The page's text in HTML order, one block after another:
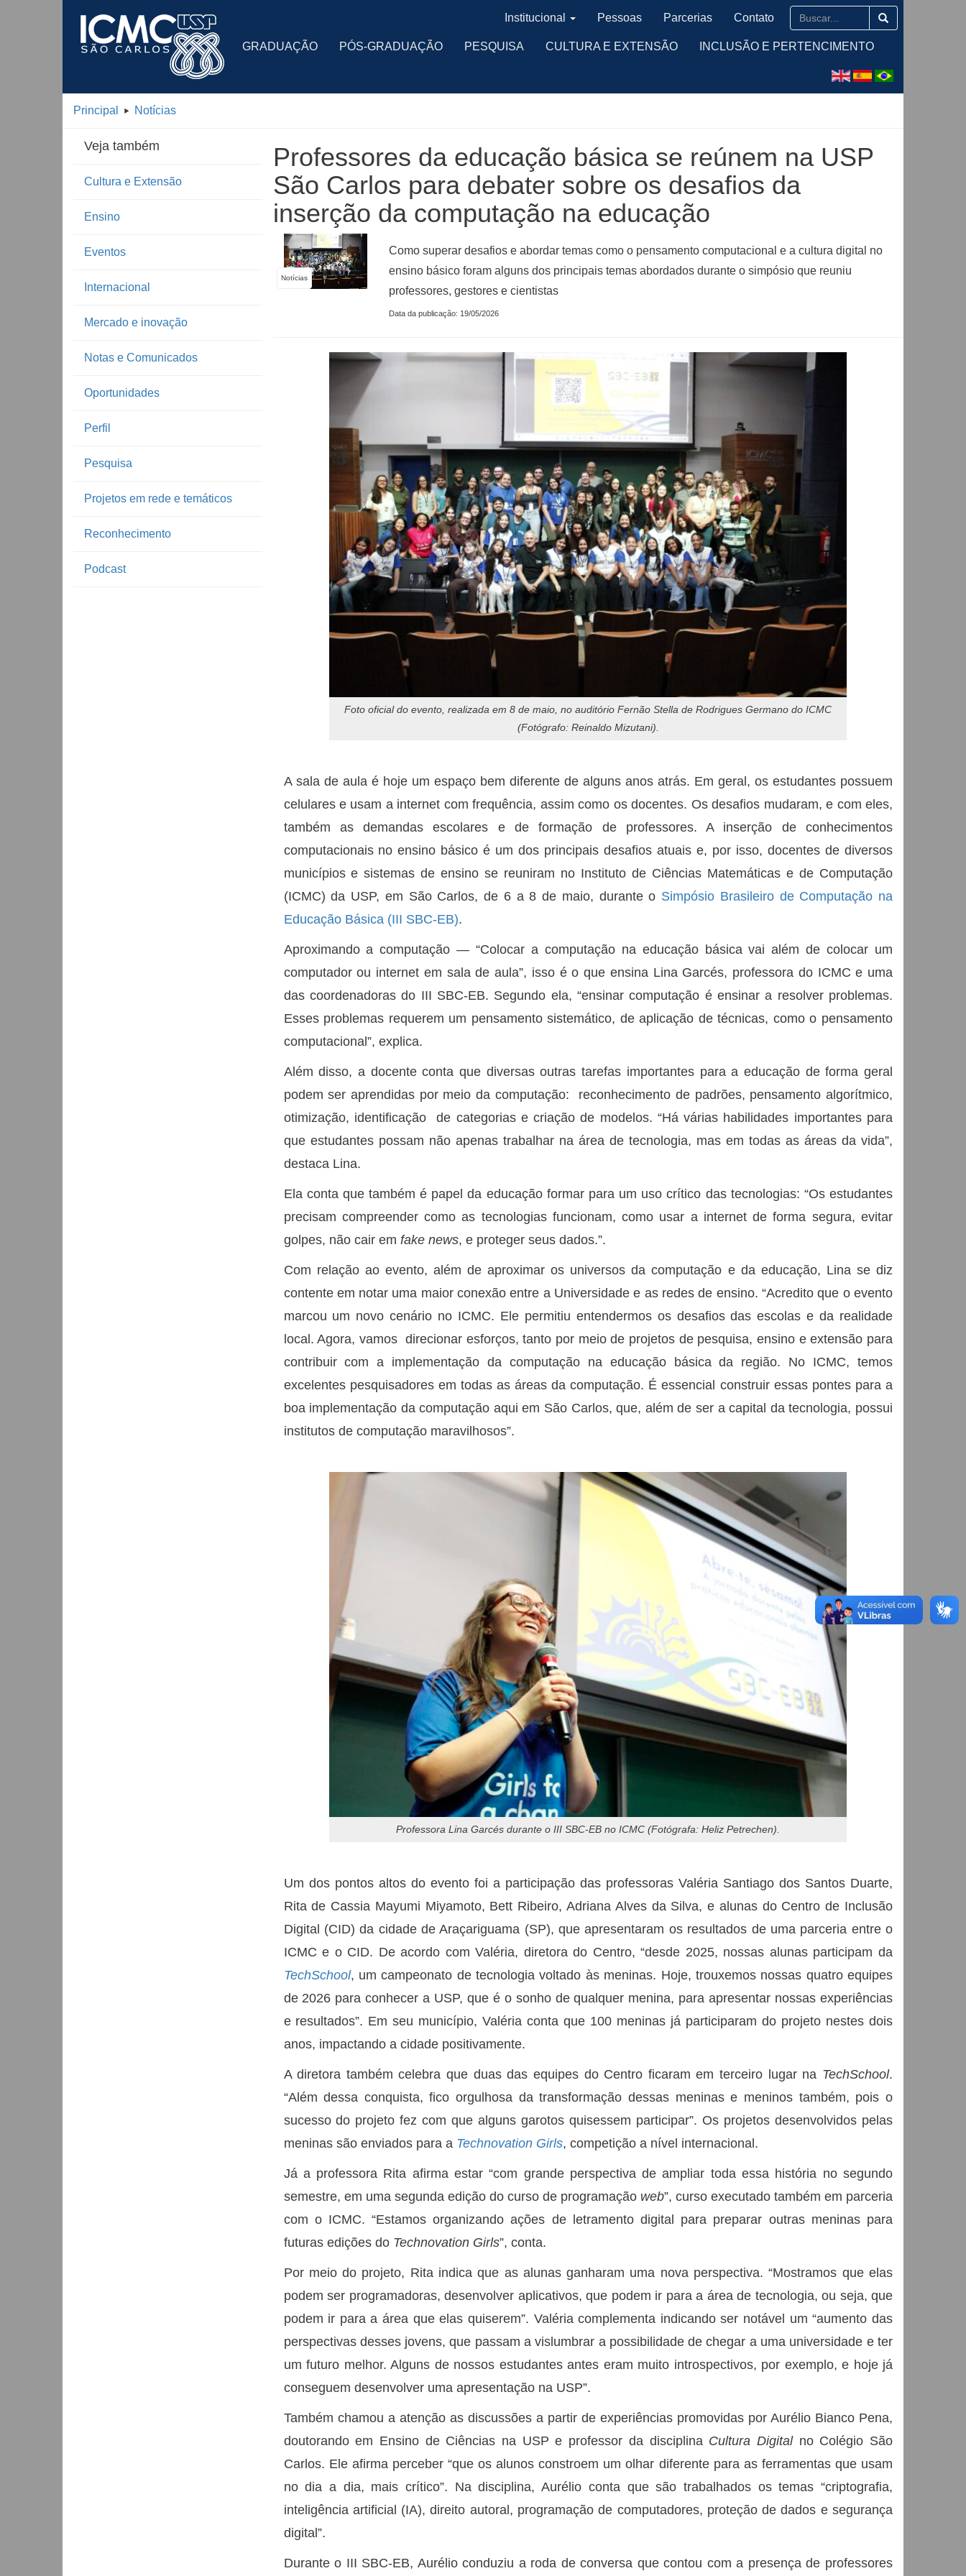
GRADUAÇÃO PÓS-GRADUAÇÃO PESQUISA CULTURA E EXTENSÃO INCLUSÃO E PERTENCIMENTO
Institucional Pessoas Parcerias Contato
Principal Notícias
Veja também
Cultura e Extensão
Ensino
Eventos
Internacional
Mercado e inovação
Notas e Comunicados
Oportunidades
Perfil
Pesquisa
Projetos em rede e temáticos
Reconhecimento
Podcast
Professores da educação básica se reúnem na USP
São Carlos para debater sobre os desafios da
inserção da computação na educação
Notícias
Como superar desafios e abordar temas como o pensamento computacional e a cultura digital no
ensino básico foram alguns dos principais temas abordados durante o simpósio que reuniu
professores, gestores e cientistas
Data da publicação: 19/05/2026
Foto oficial do evento, realizada em 8 de maio, no auditório Fernão Stella de Rodrigues Germano do ICMC
(Fotógrafo: Reinaldo Mizutani).
A sala de aula é hoje um espaço bem diferente de alguns anos atrás. Em geral, os estudantes possuem
celulares e usam a internet com frequência, assim como os docentes. Os desafios mudaram, e com eles,
também as demandas escolares e de formação de professores. A inserção de conhecimentos
computacionais no ensino básico é um dos principais desafios atuais e, por isso, docentes de diversos
municípios e sistemas de ensino se reuniram no Instituto de Ciências Matemáticas e de Computação
(ICMC) da USP, em São Carlos, de 6 a 8 de maio, durante o Simpósio Brasileiro de Computação na
Educação Básica (III SBC-EB).
Aproximando a computação — “Colocar a computação na educação básica vai além de colocar um
computador ou internet em sala de aula”, isso é o que ensina Lina Garcés, professora do ICMC e uma
das coordenadoras do III SBC-EB. Segundo ela, “ensinar computação é ensinar a resolver problemas.
Esses problemas requerem um pensamento sistemático, de aplicação de técnicas, como o pensamento
computacional”, explica.
Além disso, a docente conta que diversas outras tarefas importantes para a educação de forma geral
podem ser aprendidas por meio da computação: reconhecimento de padrões, pensamento algorítmico,
otimização, identificação de categorias e criação de modelos. “Há várias habilidades importantes para
que estudantes possam não apenas trabalhar na área de tecnologia, mas em todas as áreas da vida”,
destaca Lina.
Ela conta que também é papel da educação formar para um uso crítico das tecnologias: “Os estudantes
precisam compreender como as tecnologias funcionam, como usar a internet de forma segura, evitar
golpes, não cair em fake news, e proteger seus dados.”.
Com relação ao evento, além de aproximar os universos da computação e da educação, Lina se diz
contente em notar uma maior conexão entre a Universidade e as redes de ensino. “Acredito que o evento
marcou um novo cenário no ICMC. Ele permitiu entendermos os desafios das escolas e da realidade
local. Agora, vamos direcionar esforços, tanto por meio de projetos de pesquisa, ensino e extensão para
contribuir com a implementação da computação na educação básica da região. No ICMC, temos
excelentes pesquisadores em todas as áreas da computação. É essencial construir essas pontes para a
boa implementação da computação aqui em São Carlos, que, além de ser a capital da tecnologia, possui
institutos de computação maravilhosos”.
Professora Lina Garcés durante o III SBC-EB no ICMC (Fotógrafa: Heliz Petrechen).
Um dos pontos altos do evento foi a participação das professoras Valéria Santiago dos Santos Duarte,
Rita de Cassia Mayumi Miyamoto, Bett Ribeiro, Adriana Alves da Silva, e alunas do Centro de Inclusão
Digital (CID) da cidade de Araçariguama (SP), que apresentaram os resultados de uma parceria entre o
ICMC e o CID. De acordo com Valéria, diretora do Centro, “desde 2025, nossas alunas participam da
TechSchool, um campeonato de tecnologia voltado às meninas. Hoje, trouxemos nossas quatro equipes
de 2026 para conhecer a USP, que é o sonho de qualquer menina, para apresentar nossas experiências
e resultados”. Em seu município, Valéria conta que 100 meninas já participaram do projeto nestes dois
anos, impactando a cidade positivamente.
A diretora também celebra que duas das equipes do Centro ficaram em terceiro lugar na TechSchool.
“Além dessa conquista, fico orgulhosa da transformação dessas meninas e meninos também, pois o
sucesso do projeto fez com que alguns garotos quisessem participar”. Os projetos desenvolvidos pelas
meninas são enviados para a Technovation Girls, competição a nível internacional.
Já a professora Rita afirma estar “com grande perspectiva de ampliar toda essa história no segundo
semestre, em uma segunda edição do curso de programação web”, curso executado também em parceria
com o ICMC. “Estamos organizando ações de letramento digital para preparar outras meninas para
futuras edições do Technovation Girls”, conta.
Por meio do projeto, Rita indica que as alunas ganharam uma nova perspectiva. “Mostramos que elas
podem ser programadoras, desenvolver aplicativos, que podem ir para a área de tecnologia, ou seja, que
podem ir para a área que elas quiserem”. Valéria complementa indicando ser notável um “aumento das
perspectivas desses jovens, que passam a vislumbrar a possibilidade de chegar a uma universidade e ter
um futuro melhor. Alguns de nossos estudantes antes eram muito introspectivos, por exemplo, e hoje já
conseguem desenvolver uma apresentação na USP”.
Também chamou a atenção as discussões a partir de experiências promovidas por Aurélio Bianco Pena,
doutorando em Ensino de Ciências na USP e professor da disciplina Cultura Digitalno Colégio São
Carlos. Ele afirma perceber “que os alunos constroem um olhar diferente para as ferramentas que usam
no dia a dia, mais crítico”. Na disciplina, Aurélio conta que são trabalhados os temas “criptografia,
inteligência artificial (IA), direito autoral, programação de computadores, proteção de dados e segurança
digital”.
Durante o III SBC-EB, Aurélio conduziu a roda de conversa que contou com a presença de professores